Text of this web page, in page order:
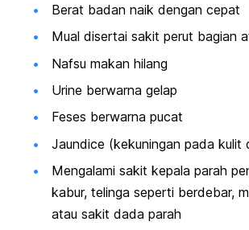
Berat badan naik dengan cepat
Mual disertai sakit perut bagian
Nafsu makan hilang
Urine berwarna gelap
Feses berwarna pucat
Jaundice (kekuningan pada kulit
Mengalami sakit kepala parah
kabur, telinga seperti berdebar,
atau sakit dada parah